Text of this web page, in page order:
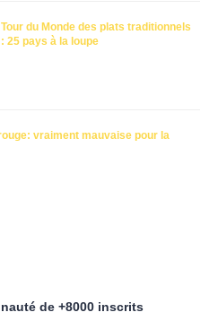
du Monde des plats traditionnels
25 pays à la loupe
vraiment mauvaise pour la
de +8000 inscrits